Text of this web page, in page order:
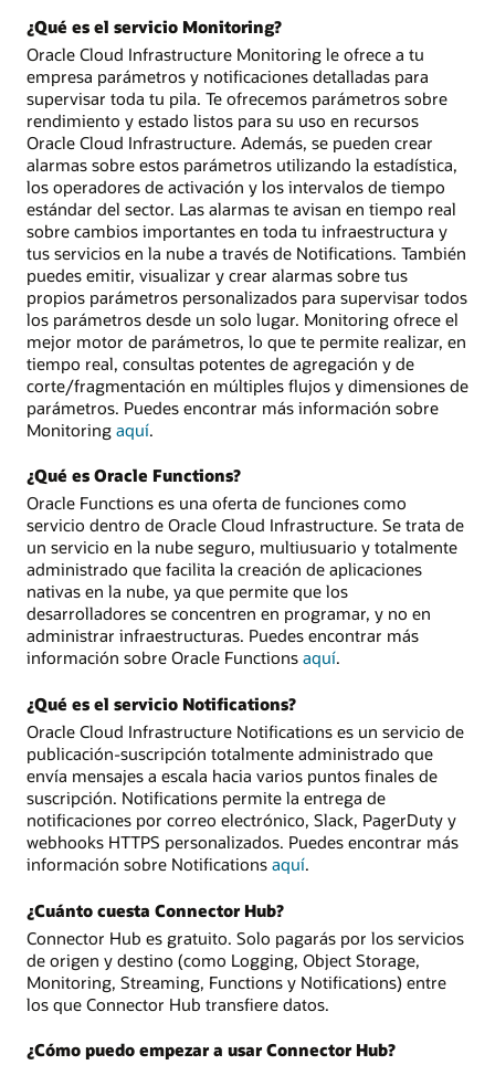
¿Qué es el servicio Monitoring?
Oracle Cloud Infrastructure Monitoring le ofrece a tu
empresa parámetros y notificaciones detalladas para
supervisar toda tu pila. Te ofrecemos parámetros sobre
rendimiento y estado listos para su uso en recursos
Oracle Cloud Infrastructure. Además, se pueden crear
alarmas sobre estos parámetros utilizando la estadística,
los operadores de activación y los intervalos de tiempo
estándar del sector. Las alarmas te avisan en tiempo real
sobre cambios importantes en toda tu infraestructura y
tus servicios en la nube a través de Notifications. También
puedes emitir, visualizar y crear alarmas sobre tus
propios parámetros personalizados para supervisar todos
los parámetros desde un solo lugar. Monitoring ofrece el
mejor motor de parámetros, lo que te permite realizar, en
tiempo real, consultas potentes de agregación y de
corte/fragmentación en múltiples flujos y dimensiones de
parámetros. Puedes encontrar más información sobre
Monitoring aquí.
¿Qué es Oracle Functions?
Oracle Functions es una oferta de funciones como
servicio dentro de Oracle Cloud Infrastructure. Se trata de
un servicio en la nube seguro, multiusuario y totalmente
administrado que facilita la creación de aplicaciones
nativas en la nube, ya que permite que los
desarrolladores se concentren en programar, y no en
administrar infraestructuras. Puedes encontrar más
información sobre Oracle Functions aquí.
¿Qué es el servicio Notifications?
Oracle Cloud Infrastructure Notifications es un servicio de
publicación-suscripción totalmente administrado que
envía mensajes a escala hacia varios puntos finales de
suscripción. Notifications permite la entrega de
notificaciones por correo electrónico, Slack, PagerDuty y
webhooks HTTPS personalizados. Puedes encontrar más
información sobre Notifications aquí.
¿Cuánto cuesta Connector Hub?
Connector Hub es gratuito. Solo pagarás por los servicios
de origen y destino (como Logging, Object Storage,
Monitoring, Streaming, Functions y Notifications) entre
los que Connector Hub transfiere datos.
¿Cómo puedo empezar a usar Connector Hub?